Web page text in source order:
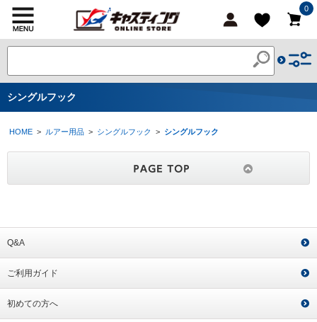
0
シングルフック
HOME > ルアー用品 > シングルフック > シングルフック
Q&A
ご利用ガイド
初めての方へ